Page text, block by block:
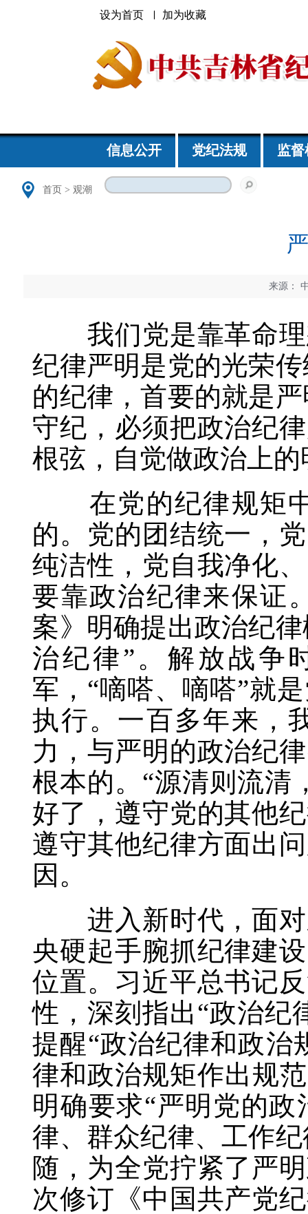
设为首页 加为收藏
信息公开 党纪法规 监
首页 > 观潮
来源：
我们党是靠革命理
纪律严明是党的光荣
的纪律，首要的就是
守纪，必须把政治纪
根弦，自觉做政治上
在党的纪律规矩中
的。党的团结统一，
纯洁性，党自我净化
要靠政治纪律来保证
案》明确提出政治纪
治纪律”。解放战争
军，“嘀嗒、嘀嗒”就
执行。一百多年来，
力，与严明的政治纪
根本的。“源清则流清
好了，遵守党的其他
遵守其他纪律方面出
因。
进入新时代，面对
央硬起手腕抓纪律建
位置。习近平总书记
性，深刻指出“政治纪
提醒“政治纪律和政治
律和政治规矩作出规
明确要求“严明党的
律、群众纪律、工作
随，为全党拧紧了严
次修订《中国共产党